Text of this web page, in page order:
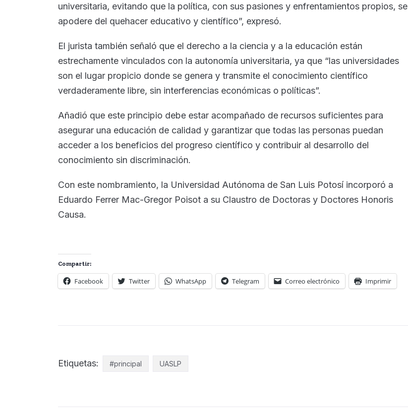
universitaria, evitando que la política, con sus pasiones y enfrentamientos propios, se
apodere del quehacer educativo y científico”, expresó.
El jurista también señaló que el derecho a la ciencia y a la educación están
estrechamente vinculados con la autonomía universitaria, ya que “las universidades
son el lugar propicio donde se genera y transmite el conocimiento científico
verdaderamente libre, sin interferencias económicas o políticas”.
Añadió que este principio debe estar acompañado de recursos suficientes para
asegurar una educación de calidad y garantizar que todas las personas puedan
acceder a los beneficios del progreso científico y contribuir al desarrollo del
conocimiento sin discriminación.
Con este nombramiento, la Universidad Autónoma de San Luis Potosí incorporó a
Eduardo Ferrer Mac-Gregor Poisot a su Claustro de Doctoras y Doctores Honoris
Causa.
Compartir:
Facebook Twitter WhatsApp Telegram Correo electrónico Imprimir
Etiquetas: #principal UASLP